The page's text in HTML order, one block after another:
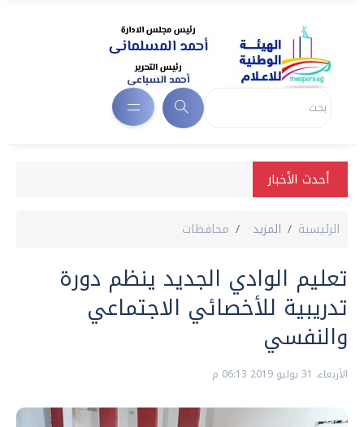
أحدث الأخبار
الرئيسية المزيد محافظات
تعليم الوادي الجديد ينظم دورة
تدريبية للأخصائي الاجتماعي
والنفسي
الأربعاء، 31 يوليو 2019 06:13 م